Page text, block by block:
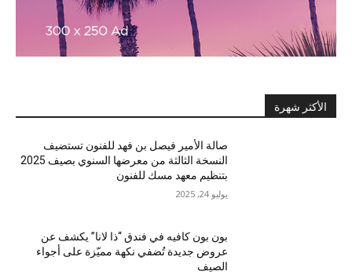
الأكثر شهرة
صالة الأمير فيصل بن فهد للفنون تستضيف
النسخة الثالثة من معرضها السنوي بصيف 2025
بتنظيم معهد مسك للفنون
يوليو 24, 2025
بون بون كافيه في فندق “ذا لانا” يكشف عن
عروض جديدة تُضفي نكهة مميّزة على أجواء
الصيف